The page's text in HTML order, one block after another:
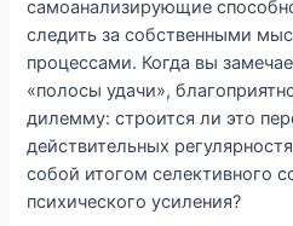
самоанализирующие
следить за собственными
процессами. Когда вы
«полосы удачи»,
дилемму: строится ли это
действительных
собой итогом селективного
психического усиления?